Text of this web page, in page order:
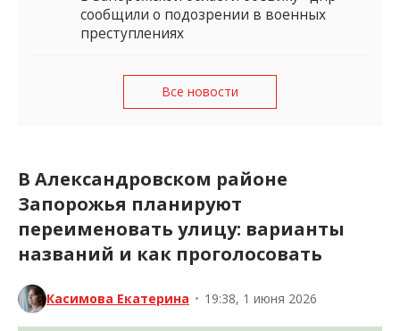
сообщили о подозрении в военных
преступлениях
Все новости
В Александровском районе
Запорожья планируют
переименовать улицу: варианты
названий и как проголосовать
Касимова Екатерина • 19:38, 1 июня 2026